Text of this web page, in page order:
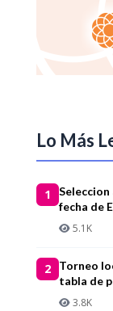
Lo Más
1
fecha de
5.1K
2
Torneo
tabla de
3.8K